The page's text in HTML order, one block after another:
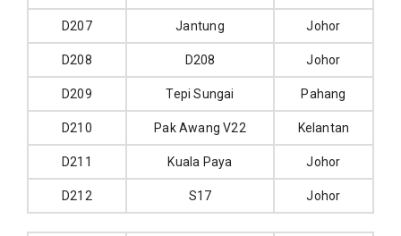
D207 Jantung Johor
D208 D208 Johor
D209 Tepi Sungai Pahang
D210 Pak Awang V22 Kelantan
D211 Kuala Paya Johor
D212 S17 Johor